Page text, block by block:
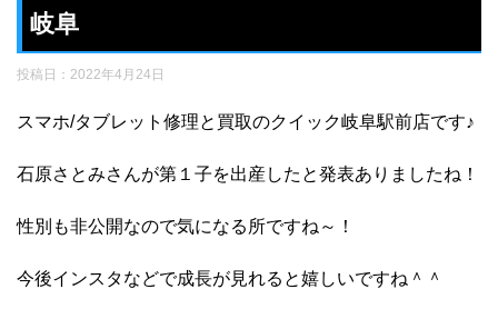
岐阜
投稿日： 2022年4月24日
スマホ/タブレット修理と買取のクイック岐阜駅前店です♪
石原さとみさんが第１子を出産したと発表ありましたね！
性別も非公開なので気になる所ですね～！
今後インスタなどで成長が見れると嬉しいですね＾＾